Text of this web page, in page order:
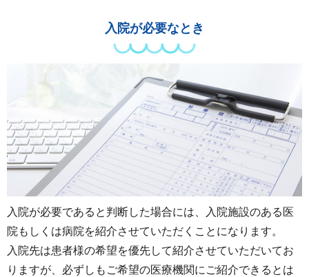
入院が必要なとき
入院が必要であると判断した場合には、入院施設のある医
院もしくは病院を紹介させていただくことになります。
入院先は患者様の希望を優先して紹介させていただいてお
りますが、必ずしもご希望の医療機関にご紹介できるとは